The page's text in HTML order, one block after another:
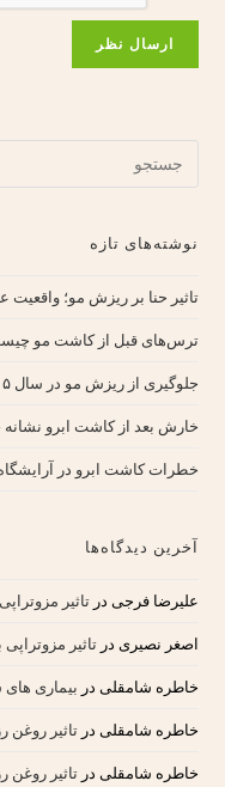
نوشته‌های تازه
تاثیر حنا بر ریزش مو؛ واقعیت
ترس‌های قبل از کاشت مو
جلوگیری از ریزش مو در سال ۱۴۰۵؛ راهکارهای مدرن و علمی
خارش بعد از کاشت ابرو
خطرات کاشت ابرو در
آخرین دیدگاه‌ها
علیرضا فرجی درتاثیر
اصغر نصیری درتاثیر
خاطره شامقلی در بیماری های
خاطره شامقلی درتاثیر روغن
خاطره شامقلی درتاثیر روغن